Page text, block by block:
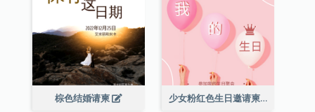
棕色结婚请柬 少女粉红色生日邀请柬